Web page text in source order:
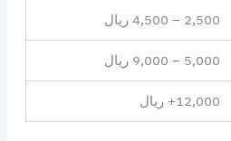
2,500 – 4,500 ريال
5,000 – 9,000 ريال
12,000+ ريال